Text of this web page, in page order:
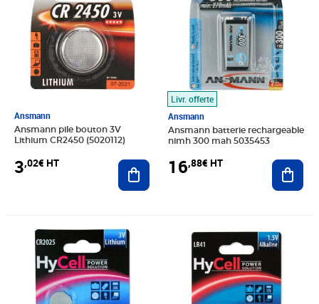
Ansmann
Ansmann pile bouton 3V
Lithium CR2450 (5020112)
3,02€ HT Ajouter au panier
Livr. offerte
Ansmann
Ansmann batterie rechargeable
nimh 300 mah 5035453
16,88€ HT
Prix 8,67€ HT Prix 7,21€ HT